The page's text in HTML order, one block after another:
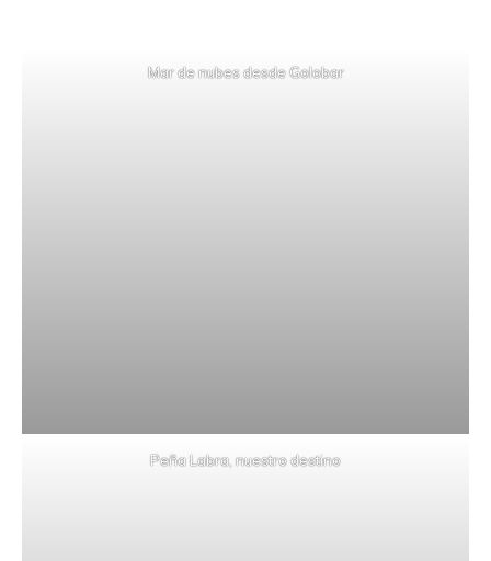
Mar de nubes desde Golobar
Peña Labra, nuestro destino